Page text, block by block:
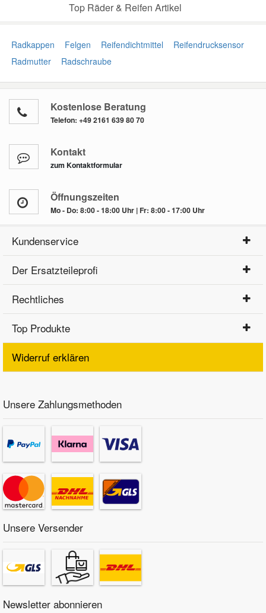
Top Räder & Reifen Artikel
Radkappen Felgen Reifendichtmittel
Reifendrucksensor
Radmutter
Radschraube
Kostenlose Beratung
Telefon: +49 2161 639 80 70
Kontakt
zum Kontaktformular
Öffnungszeiten
Mo - Do: 8:00 - 18:00 Uhr | Fr: 8:00 - 17:00 Uhr
Kundenservice
Der Ersatzteileprofi
Rechtliches
Top Produkte
Widerruf erklären
Unsere Zahlungsmethoden
Unsere Versender
Newsletter abonnieren